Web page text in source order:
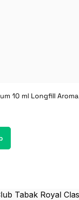
10 ml Longfill Aroma